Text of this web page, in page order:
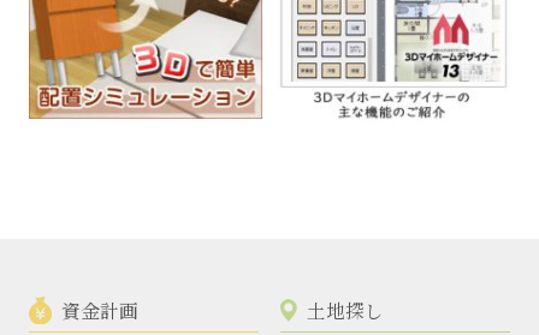
資金計画 土地探し